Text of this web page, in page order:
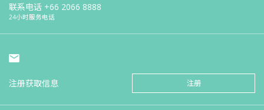
联系电话 +66 2066 8888
24小时服务电话
注册获取信息 注册